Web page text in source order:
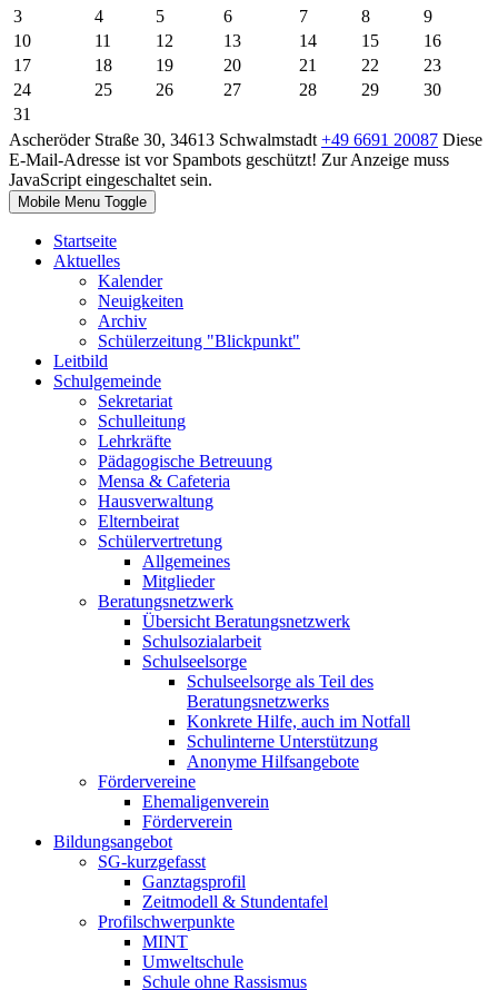
3
4 5 6 7 8
9
10
11 12 13 14 15
16
17
18 19 20 21 22
23
24
25 26 27 28 29
30
31
Ascheröder Straße 30, 34613 Schwalmstadt +49 6691 20087 Diese
E-Mail-Adresse ist vor Spambots geschützt! Zur Anzeige muss
JavaScript eingeschaltet sein.
Mobile Menu Toggle
Startseite
Aktuelles
Kalender
Neuigkeiten
Archiv
Schülerzeitung "Blickpunkt"
Leitbild
Schulgemeinde
Sekretariat
Schulleitung
Lehrkräfte
Pädagogische Betreuung
Mensa & Cafeteria
Hausverwaltung
Elternbeirat
Schülervertretung
Allgemeines
Mitglieder
Beratungsnetzwerk
Übersicht Beratungsnetzwerk
Schulsozialarbeit
Schulseelsorge
Schulseelsorge als Teil des
Beratungsnetzwerks
Konkrete Hilfe, auch im Notfall
Schulinterne Unterstützung
Anonyme Hilfsangebote
Fördervereine
Ehemaligenverein
Förderverein
Bildungsangebot
SG-kurzgefasst
Ganztagsprofil
Zeitmodell & Stundentafel
Profilschwerpunkte
MINT
Umweltschule
Schule ohne Rassismus